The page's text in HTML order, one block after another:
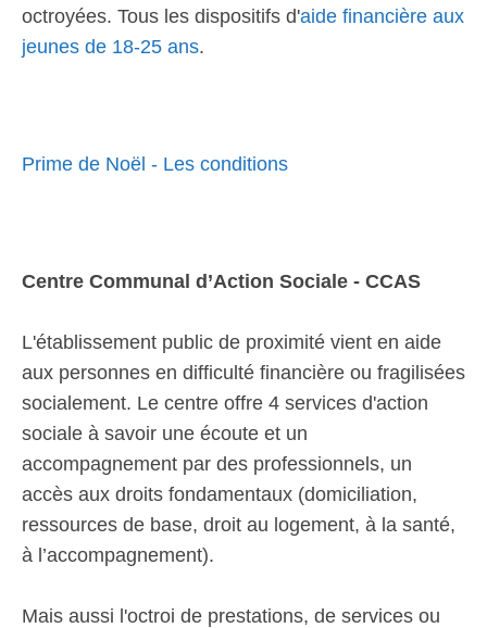
octroyées. Tous les dispositifs d'aide financière aux
jeunes de 18-25 ans.
Prime de Noël - Les conditions
Centre Communal d’Action Sociale - CCAS
L'établissement public de proximité vient en aide
aux personnes en difficulté financière ou fragilisées
socialement. Le centre offre 4 services d'action
sociale à savoir une écoute et un
accompagnement par des professionnels, un
accès aux droits fondamentaux (domiciliation,
ressources de base, droit au logement, à la santé,
à l’accompagnement).
Mais aussi l'octroi de prestations, de services ou